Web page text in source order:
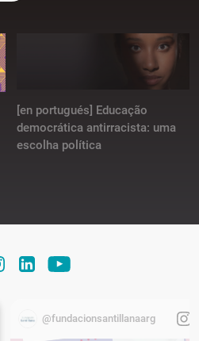
[en portugués] Educação
democrática antirracista: uma
escolha política
@fundacionsantillanaarg